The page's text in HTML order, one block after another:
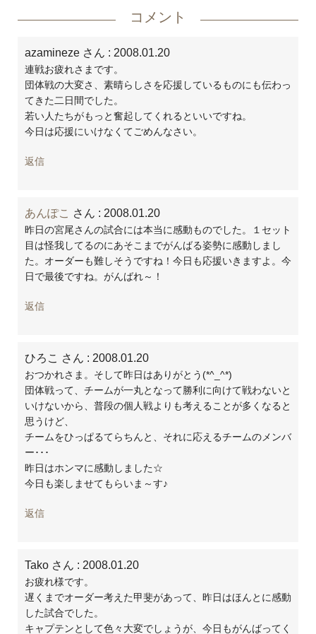
コメント
azamineze さん : 2008.01.20
連戦お疲れさまです。
団体戦の大変さ、素晴らしさを応援しているものにも伝わっ
てきた二日間でした。
若い人たちがもっと奮起してくれるといいですね。
今日は応援にいけなくてごめんなさい。
返信
あんぽこ さん : 2008.01.20
昨日の宮尾さんの試合には本当に感動ものでした。１セット
目は怪我してるのにあそこまでがんばる姿勢に感動しまし
た。オーダーも難しそうですね！今日も応援いきますよ。今
日で最後ですね。がんばれ～！
返信
ひろこ さん : 2008.01.20
おつかれさま。そして昨日はありがとう(*^_^*)
団体戦って、チームが一丸となって勝利に向けて戦わないと
いけないから、普段の個人戦よりも考えることが多くなると
思うけど、
チームをひっぱるてらちんと、それに応えるチームのメンバ
ー･･･
昨日はホンマに感動しました☆
今日も楽しませてもらいま～す♪
返信
Tako さん : 2008.01.20
お疲れ様です。
遅くまでオーダー考えた甲斐があって、昨日はほんとに感動
した試合でした。
キャプテンとして色々大変でしょうが、今日もがんばってく